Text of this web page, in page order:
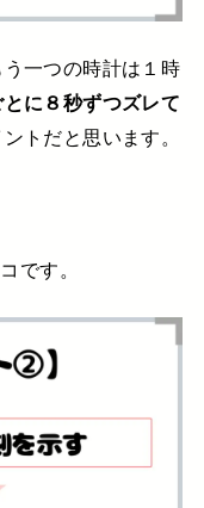
う一つの時計は１時
とに８秒ずつズレて
トだと思います。
です。